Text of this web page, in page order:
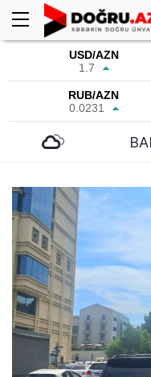
USD/AZN
1.7
RUB/AZN
0.0231